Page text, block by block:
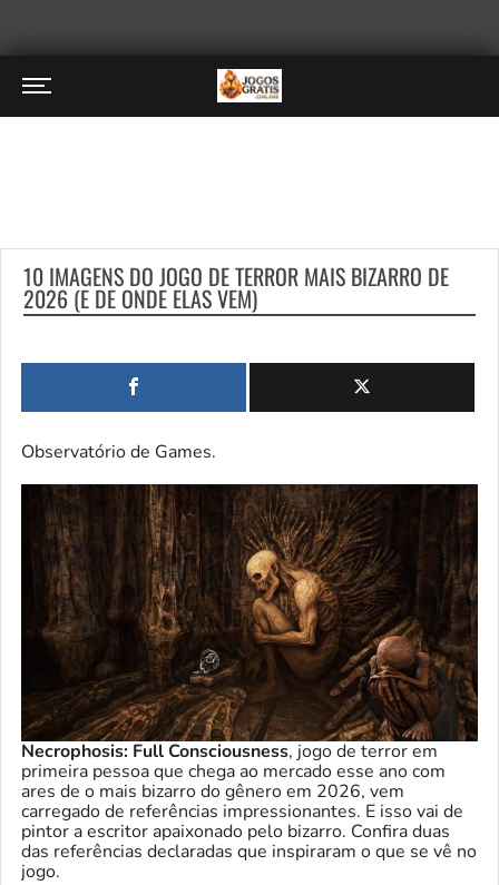
10 IMAGENS DO JOGO DE TERROR MAIS BIZARRO DE
2026 (E DE ONDE ELAS VEM)
Observatório de Games.
Necrophosis: Full Consciousness, jogo de terror em
primeira pessoa que chega ao mercado esse ano com
ares de o mais bizarro do gênero em 2026, vem
carregado de referências impressionantes. E isso vai de
pintor a escritor apaixonado pelo bizarro. Confira duas
das referências declaradas que inspiraram o que se vê no
jogo.